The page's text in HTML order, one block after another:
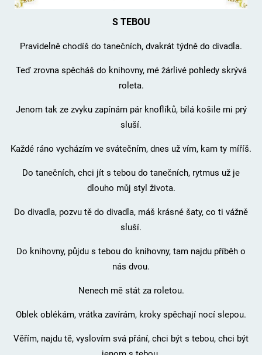
S TEBOU
Pravidelně chodíš do tanečních, dvakrát týdně do divadla.
Teď zrovna spěcháš do knihovny, mé žárlivé pohledy skrývá
roleta.
Jenom tak ze zvyku zapínám pár knoflíků, bílá košile mi prý
sluší.
Každé ráno vycházím ve svátečním, dnes už vím, kam ty míříš.
Do tanečních, chci jít s tebou do tanečních, rytmus už je
dlouho můj styl života.
Do divadla, pozvu tě do divadla, máš krásné šaty, co ti vážně
sluší.
Do knihovny, půjdu s tebou do knihovny, tam najdu příběh o
nás dvou.
Nenech mě stát za roletou.
Oblek oblékám, vrátka zavírám, kroky spěchají nocí slepou.
Věřím, najdu tě, vyslovím svá přání, chci být s tebou, chci být